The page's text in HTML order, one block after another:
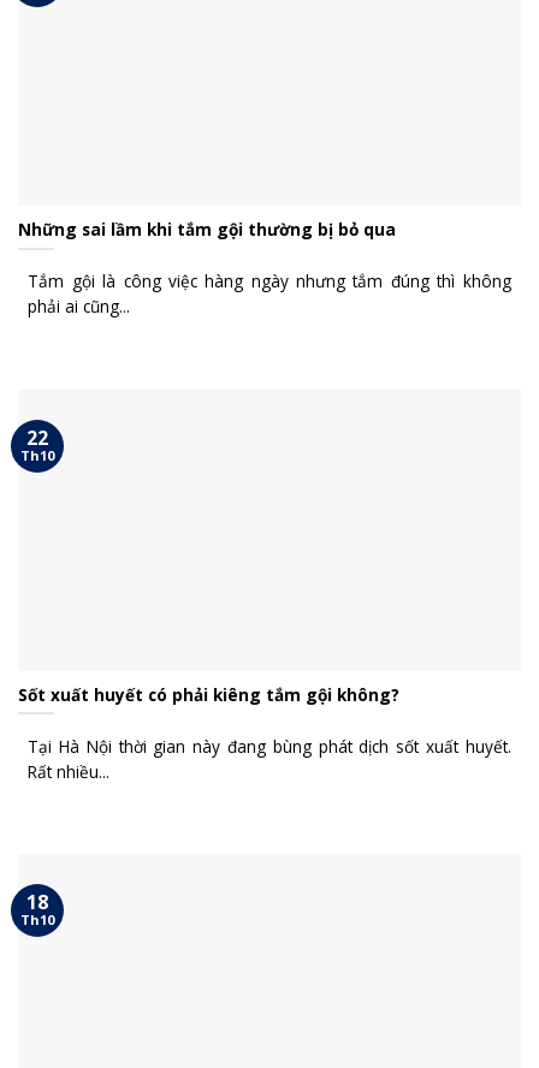
Những sai lầm khi tắm gội thường bị bỏ qua
Tắm gội là công việc hàng ngày nhưng tắm đúng thì không
phải ai cũng...
Sốt xuất huyết có phải kiêng tắm gội không?
Tại Hà Nội thời gian này đang bùng phát dịch sốt xuất huyết.
Rất nhiều...
22
Th10
18
Th10